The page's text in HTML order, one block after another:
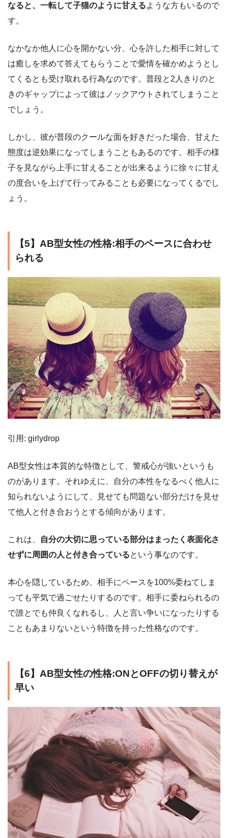
なると、一転して子猫のように甘えるような方もいるので
す。
なかなか他人に心を開かない分、心を許した相手に対して
は癒しを求めて答えてもらうことで愛情を確かめようとし
てくるとも受け取れる行為なのです。普段と2人きりのと
きのギャップによって彼はノックアウトされてしまうこと
でしょう。
しかし、彼が普段のクールな面を好きだった場合、甘えた
態度は逆効果になってしまうこともあるのです。相手の様
子を見ながら上手に甘えることが出来るように徐々に甘え
の度合いを上げて行ってみることも必要になってくるでし
ょう。
【5】AB型女性の性格:相手のペースに合わせ
られる
引用: girlydrop
AB型女性は本質的な特徴として、警戒心が強いというも
のがあります。それゆえに、自分の本性をなるべく他人に
知られないようにして、見せても問題ない部分だけを見せ
て他人と付き合おうとする傾向があります。
これは、
自分の大切に思っている部分はまったく表面化さ
せずに周囲の人と付き合っているという事なのです。
本心を隠しているため、相手にペースを100%委ねてしま
っても平気で過ごせたりするのです。相手に委ねられるの
で誰とでも仲良くなれるし、人と言い争いになったりする
こともあまりないという特徴を持った性格なのです。
【6】AB型女性の性格:ONとOFFの切り替えが
早い